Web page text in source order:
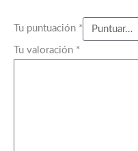
Tu puntuación *
Tu valoración *